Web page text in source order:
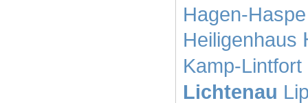
Hagen-Haspe
Heiligenhaus
Kamp-Lintfort
Lichtenau